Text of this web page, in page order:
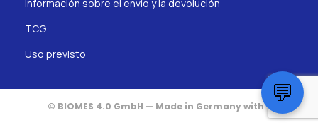
Información sobre el envío y la devolución
TCG
Uso previsto
© BIOMES 4.0 GmbH — Made in Germany with ♥ 💬